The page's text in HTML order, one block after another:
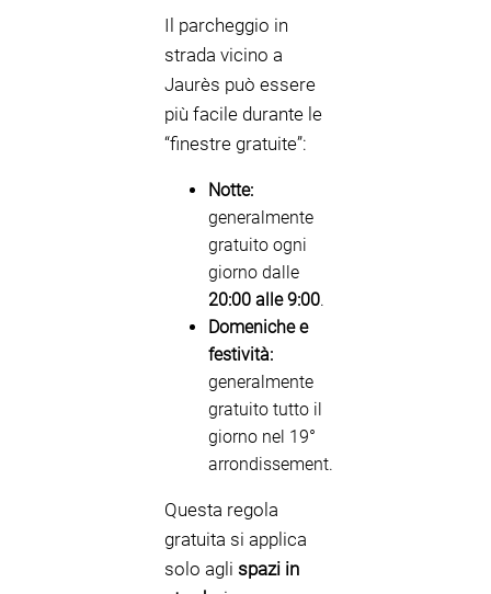
Il parcheggio in
strada vicino a
Jaurès può essere
più facile durante le
“finestre gratuite”:
Notte:
generalmente
gratuito ogni
giorno dalle
20:00 alle 9:00.
Domeniche e
festività:
generalmente
gratuito tutto il
giorno nel 19°
arrondissement.
Questa regola
gratuita si applica
solo agli spazi in